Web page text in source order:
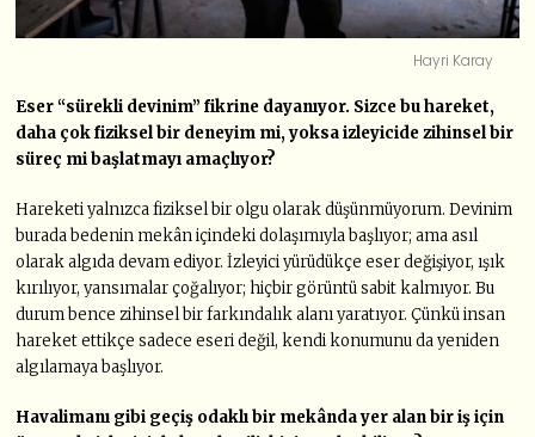
Hayri Karay
Eser “sürekli devinim” fikrine dayanıyor. Sizce bu hareket,
daha çok fiziksel bir deneyim mi, yoksa izleyicide zihinsel bir
süreç mi başlatmayı amaçlıyor?
Hareketi yalnızca fiziksel bir olgu olarak düşünmüyorum. Devinim
burada bedenin mekân içindeki dolaşımıyla başlıyor; ama asıl
olarak algıda devam ediyor. İzleyici yürüdükçe eser değişiyor, ışık
kırılıyor, yansımalar çoğalıyor; hiçbir görüntü sabit kalmıyor. Bu
durum bence zihinsel bir farkındalık alanı yaratıyor. Çünkü insan
hareket ettikçe sadece eseri değil, kendi konumunu da yeniden
algılamaya başlıyor.
Havalimanı gibi geçiş odaklı bir mekânda yer alan bir iş için